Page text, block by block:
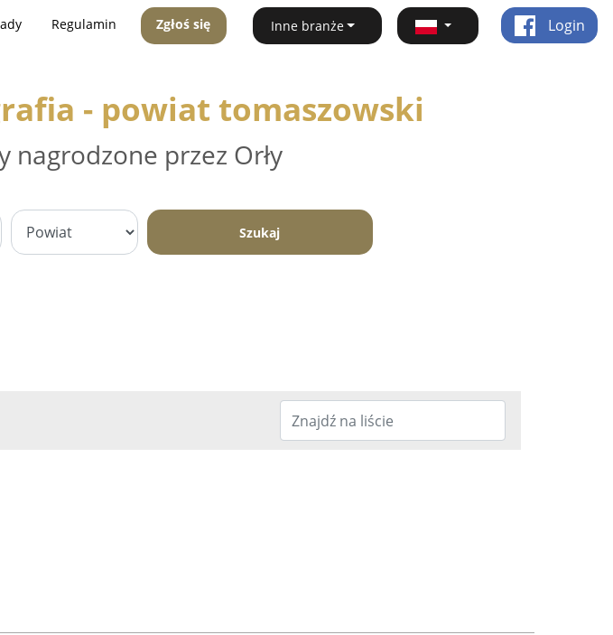
Regulamin Zgłoś się Inne branże Login
- powiat tomaszowski
przez Orły
Szukaj